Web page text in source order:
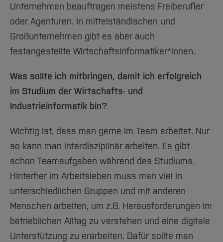
Unternehmen beauftragen meistens Freiberufler
oder Agenturen. In mittelständischen und
Großunternehmen gibt es aber auch
festangestellte Wirtschaftsinformatiker*innen.
Was sollte ich mitbringen, damit ich erfolgreich
im Studium der Wirtschafts- und
Industrieinformatik bin?
Wichtig ist, dass man gerne im Team arbeitet. Nur
so kann man interdisziplinär arbeiten. Es gibt
schon Teamaufgaben während des Studiums.
Hinterher im Arbeitsleben muss man viel in
unterschiedlichen Gruppen und mit anderen
Menschen arbeiten, um z.B. Herausforderungen im
betrieblichen Alltag zu verstehen und eine digitale
Unterstützung zu erarbeiten. Dafür sollte man